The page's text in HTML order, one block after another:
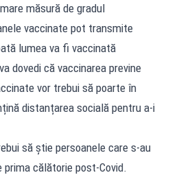
măsură de gradul
vaccinate pot transmite
lumea va fi vaccinată
dovedi că vaccinarea previne
vor trebui să poarte în
distanțarea socială pentru a-i
să știe persoanele care s-au
călătorie post-Covid.